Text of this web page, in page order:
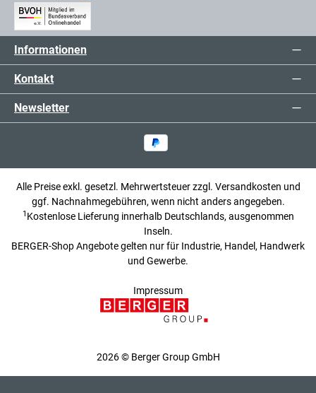
Informationen
Kontakt
Newsletter
Alle Preise exkl. gesetzl. Mehrwertsteuer zzgl. Versandkosten und
ggf. Nachnahmegebühren, wenn nicht anders angegeben.
1 Kostenlose Lieferung innerhalb Deutschlands, ausgenommen
Inseln.
BERGER-Shop Angebote gelten nur für Industrie, Handel, Handwerk
und Gewerbe.
Impressum
2026 © Berger Group GmbH